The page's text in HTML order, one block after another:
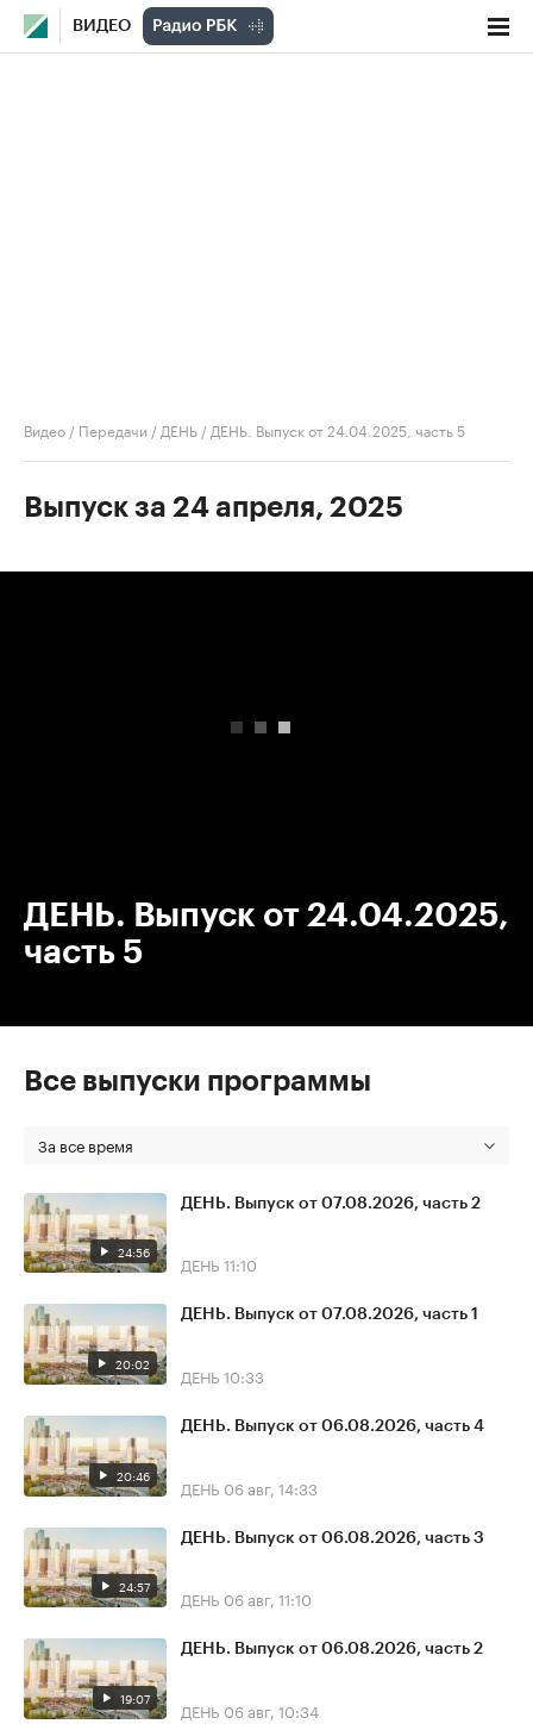
ВИДЕО
Видео / Передачи / ДЕНЬ / ДЕНЬ. Выпуск от 24.04.2025, часть 5
Выпуск за 24 апреля, 2025
ДЕНЬ. Выпуск от 24.04.2025,
часть 5
Все выпуски программы
За все время
24:56
ДЕНЬ. Выпуск от 07.08.2026, часть 2
ДЕНЬ 11:10
20:02
ДЕНЬ. Выпуск от 07.08.2026, часть 1
ДЕНЬ 10:33
20:46
ДЕНЬ. Выпуск от 06.08.2026, часть 4
ДЕНЬ 06 авг, 14:33
24:57
ДЕНЬ. Выпуск от 06.08.2026, часть 3
ДЕНЬ 06 авг, 11:10
19:07
ДЕНЬ. Выпуск от 06.08.2026, часть 2
ДЕНЬ 06 авг, 10:34